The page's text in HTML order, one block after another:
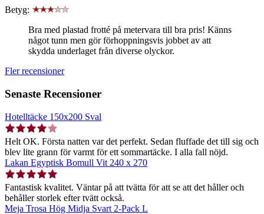
Betyg:
Bra med plastad frotté på metervara till bra pris! Känns
något tunn men gör förhoppningsvis jobbet av att
skydda underlaget från diverse olyckor.
Fler recensioner
Senaste Recensioner
Hotelltäcke 150x200 Sval
Helt OK. Första natten var det perfekt. Sedan fluffade det till sig och
blev lite grann för varmt för ett sommartäcke. I alla fall nöjd.
Lakan Egyptisk Bomull Vit 240 x 270
Fantastisk kvalitet. Väntar på att tvätta för att se att det håller och
behåller storlek efter tvätt också.
Meja Trosa Hög Midja Svart 2-Pack L